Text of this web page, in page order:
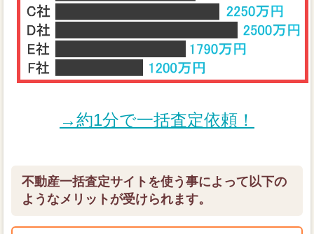
→約1分で一括査定依頼！
不動産一括査定サイトを使う事によって以下の
ようなメリットが受けられます。